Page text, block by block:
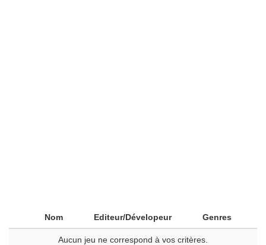
Nom Editeur/Dévelopeur Genres
Aucun jeu ne correspond à vos critères.